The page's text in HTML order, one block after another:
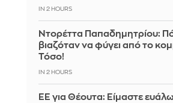
IN 2 HOURS
Ντορέττα Παπαδημητρίου:
βιαζόταν να φύγει από το
Τόσο!
IN 2 HOURS
ΕΕ για Θέουτα: Είμαστε